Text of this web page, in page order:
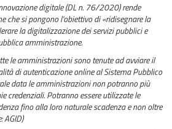
digitale (DL n. 76/2020) rende
che si pongono l'obiettivo di «ridisegnare la
la digitalizzazione dei servizi pubblici e
amministrazione.
le amministrazioni sono tenute ad avviare il
di autenticazione online al Sistema Pubblico
data le amministrazioni non potranno più
credenziali. Potranno essere utilizzate le
fino alla loro naturale scadenza e non oltre
AGID)